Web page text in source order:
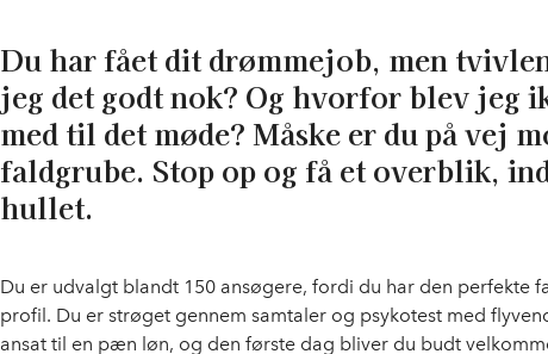
Du har fået dit drømmejob, men
jeg det godt nok? Og hvorfor blev jeg
med til det møde? Måske er du på vej
faldgrube. Stop op og få et overblik,
hullet.
Du er udvalgt blandt 150 ansøgere, fordi du har den perfekte
profil. Du er strøget gennem samtaler og psykotest med
ansat til en pæn løn, og den første dag bliver du budt